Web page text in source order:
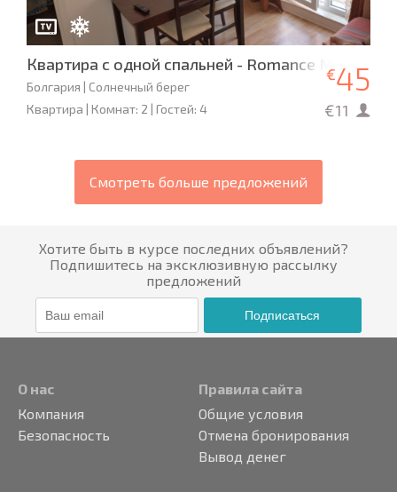
Квартира с одной спальней - Romance Marin
Болгария | Солнечный берег
Квартира | Комнат: 2 | Гостей: 4
€45
€11
Смотреть больше предложений
Хотите быть в курсе последних объявлений?
Подпишитесь на эксклюзивную рассылку
предложений
Подписаться
О нас
Компания
Безопасность
Правила сайта
Общие условия
Отмена бронирования
Вывод денег